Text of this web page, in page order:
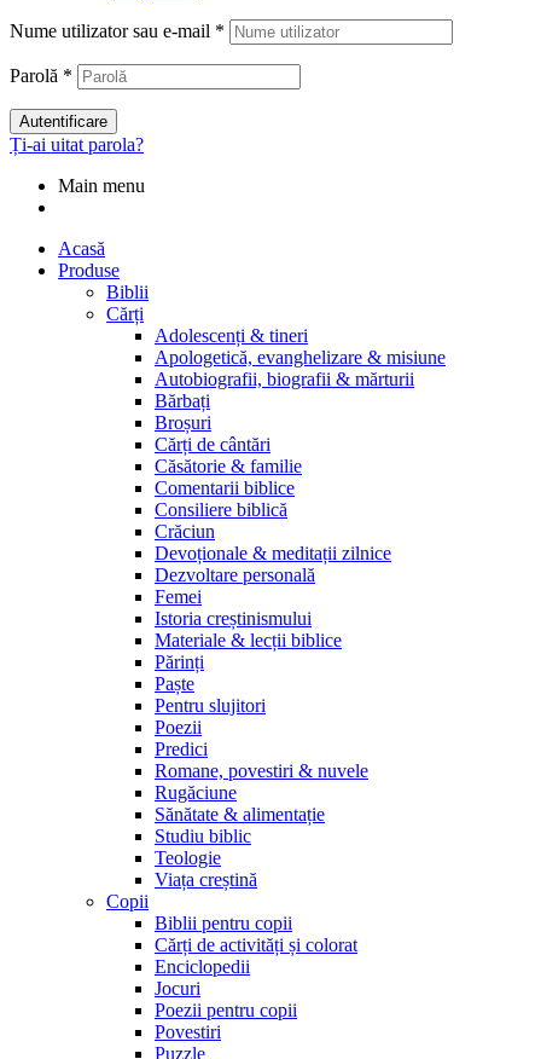
Nume utilizator sau e-mail *
Parolă *
Autentificare
Ți-ai uitat parola?
Main menu
Acasă
Produse
Biblii
Cărți
Adolescenți & tineri
Apologetică, evanghelizare & misiune
Autobiografii, biografii & mărturii
Bărbați
Broșuri
Cărți de cântări
Căsătorie & familie
Comentarii biblice
Consiliere biblică
Crăciun
Devoționale & meditații zilnice
Dezvoltare personală
Femei
Istoria creștinismului
Materiale & lecții biblice
Părinți
Paște
Pentru slujitori
Poezii
Predici
Romane, povestiri & nuvele
Rugăciune
Sănătate & alimentație
Studiu biblic
Teologie
Viața creștină
Copii
Biblii pentru copii
Cărți de activități și colorat
Enciclopedii
Jocuri
Poezii pentru copii
Povestiri
Puzzle